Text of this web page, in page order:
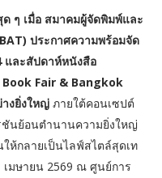
ด ๆ เมื่อ สมาคมผู้จัดพิมพ์และ
ประกาศความพร้อมจัด
และสัปดาห์หนังสือ
Fair & Bangkok
งยิ่งใหญ่ภายใต้คอนเซปต์
ชันย้อนตำนานความยิ่งใหญ่
ห้กลายเป็นไลฟ์สไตล์สุดเท
มษายน 2569 ณ ศูนย์การ